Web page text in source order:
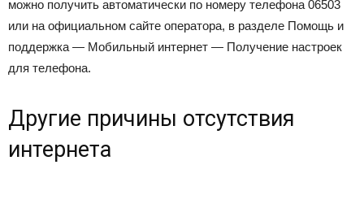
можно получить автоматически по номеру телефона 06503
или на официальном сайте оператора, в разделе Помощь и
поддержка — Мобильный интернет — Получение настроек
для телефона.
Другие причины отсутствия
интернета